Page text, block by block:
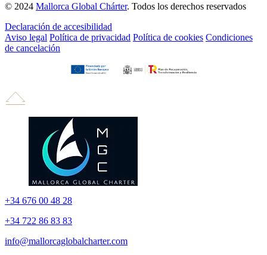
© 2024 Mallorca Global Chárter. Todos los derechos reservados
Declaración de accesibilidad
Aviso legal Política de privacidad Política de cookies Condiciones
de cancelación
+34 676 00 48 28
+34 722 86 83 83
info@mallorcaglobalcharter.com